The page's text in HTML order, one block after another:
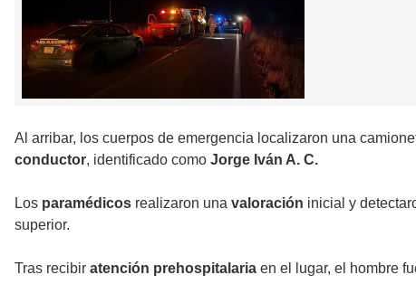
Al arribar, los cuerpos de emergencia localizaron una
conductor, identificado como Jorge Iván A. C.
Los paramédicos realizaron una valoración inicial y
superior.
Tras recibir atención prehospitalaria en el lugar, el hombre